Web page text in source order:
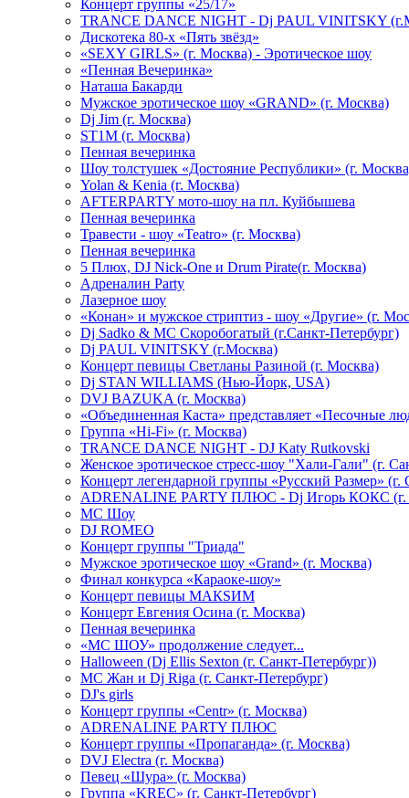
Концерт группы «25/17»
TRANCE DANCE NIGHT - Dj PAUL VINITSKY
Дискотека 80-х «Пять звёзд»
«SEXY GIRLS» (г. Москва) - Эротическое шоу
«Пенная Вечеринка»
Hаташа Бакарди
Мужское эротическое шоу «GRAND» (г. Москва)
Dj Jim (г. Москва)
ST1M (г. Москва)
Пенная вечеринка
Шоу толстушек «Достояние Республики» (г.
Yolan & Kenia (г. Москва)
AFTERPARTY мото-шоу на пл. Куйбышева
Пенная вечеринка
Травести - шоу «Teatro» (г. Москва)
Пенная вечеринка
5 Плюх, DJ Nick-One и Drum Pirate(г. Москва)
Адреналин Party
Лазерное шоу
«Конан» и мужское стриптиз - шоу «Другие» (г.
Dj Sadko & МС Скоробогатый (г.Санкт-Петербург)
Dj PAUL VINITSKY (г.Москва)
Концерт певицы Светланы Разиной (г. Москва)
Dj STAN WILLIAMS (Нью-Йорк, USA)
DVJ BAZUKA (г. Москва)
«Объединенная Каста» представляет «Песочные
Группа «Hi-Fi» (г. Москва)
TRANCE DANCE NIGHT - DJ Katy Rutkovski
Женское эротическое стресс-шоу "Хали-Гали" (г.
Концерт легендарной группы «Русский Размер» (г.
ADRENALINE PARTY ПЛЮС - Dj Игорь КОКС (г.
MC Шоу
DJ ROMEO
Концерт группы "Триада"
Мужское эротическое шоу «Grand» (г. Москва)
Финал конкурса «Караоке-шоу»
Концерт певицы МАКSИМ
Концерт Евгения Осина (г. Москва)
Пенная вечеринка
«МС ШОУ» продолжение следует...
Halloween (Dj Ellis Sexton (г. Санкт-Петербург))
МС Жан и Dj Riga (г. Санкт-Петербург)
DJ's girls
Концерт группы «Centr» (г. Москва)
ADRENALINE PARTY ПЛЮС
Концерт группы «Пропаганда» (г. Москва)
DVJ Electra (г. Москва)
Певец «Шура» (г. Москва)
Группа «KREC» (г. Санкт-Петербург)